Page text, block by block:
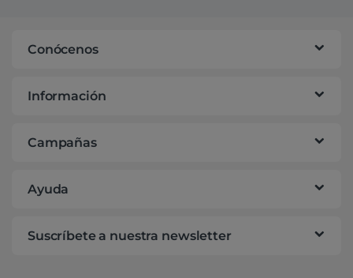
Conócenos
Información
Campañas
Ayuda
Suscríbete a nuestra newsletter